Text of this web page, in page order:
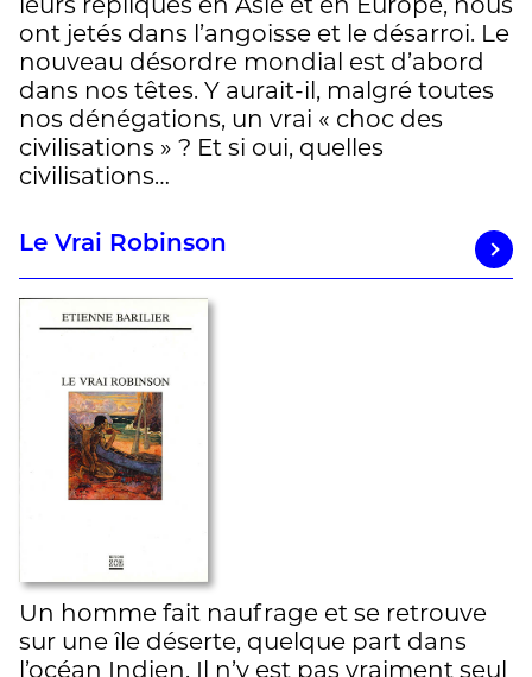
leurs répliques en Asie et en Europe, nous
ont jetés dans l’angoisse et le désarroi. Le
nouveau désordre mondial est d’abord
dans nos têtes. Y aurait-il, malgré toutes
nos dénégations, un vrai « choc des
civilisations » ? Et si oui, quelles
civilisations…
Le Vrai Robinson
Un homme fait naufrage et se retrouve
sur une île déserte, quelque part dans